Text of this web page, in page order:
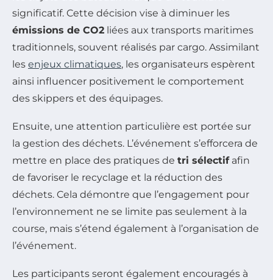
significatif. Cette décision vise à diminuer les
émissions de CO2 liées aux transports maritimes
traditionnels, souvent réalisés par cargo. Assimilant
les enjeux climatiques, les organisateurs espèrent
ainsi influencer positivement le comportement
des skippers et des équipages.
Ensuite, une attention particulière est portée sur
la gestion des déchets. L’événement s’efforcera de
mettre en place des pratiques de tri sélectifafin
de favoriser le recyclage et la réduction des
déchets. Cela démontre que l’engagement pour
l’environnement ne se limite pas seulement à la
course, mais s’étend également à l’organisation de
l’événement.
Les participants seront également encouragés à